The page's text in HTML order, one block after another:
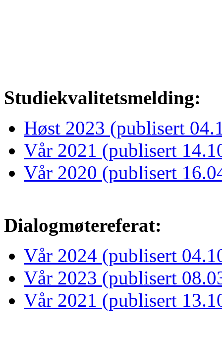
Studiekvalitetsmelding:
Høst 2023 (publisert
Vår 2021 (publisert
Vår 2020 (publisert
Dialogmøtereferat:
Vår 2024 (publisert
Vår 2023 (publisert
Vår 2021 (publisert